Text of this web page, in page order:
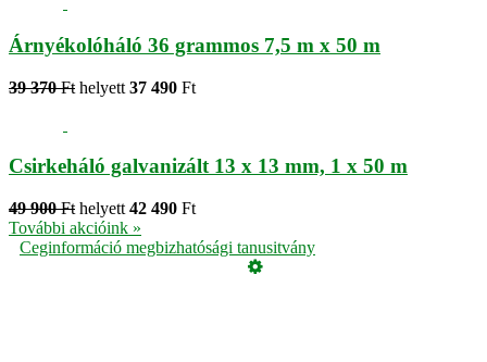
Árnyékolóháló 36 grammos 7,5 m x 50 m
39 370 Ft helyett 37 490 Ft
Csirkeháló galvanizált 13 x 13 mm, 1 x 50 m
49 900 Ft helyett 42 490 Ft
További akcióink »
Ceginformáció megbizhatósági tanusitvány